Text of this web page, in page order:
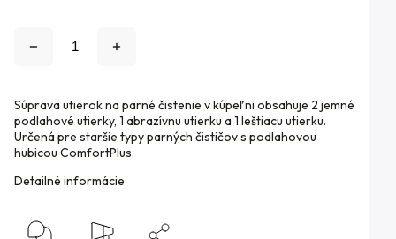
Súprava utierok na parné čistenie v kúpeľni obsahuje 2 jemné
podlahové utierky, 1 abrazívnu utierku a 1 leštiacu utierku.
Určená pre staršie typy parných čističov s podlahovou
hubicou ComfortPlus.
Detailné informácie